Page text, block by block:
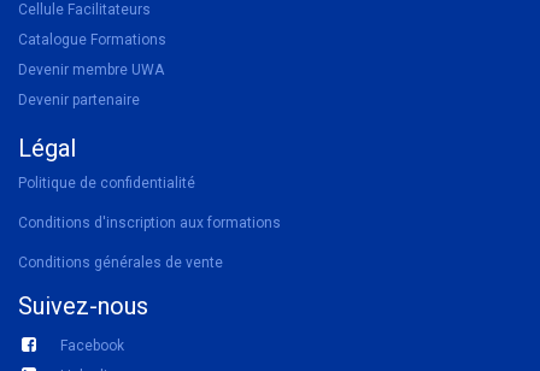
Cellule Facilitateurs
Catalogue Formations
Devenir membre UWA
Devenir partenaire
Légal
Politique de confidentialité
Conditions d'inscription aux formations
Conditions générales de vente
Suivez-nous
Facebook